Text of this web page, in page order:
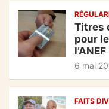
k
e
b
o
o
k
s
A
p
p
gr
a
m
Titres
pour
l’ANEF
6 mai
FAITS